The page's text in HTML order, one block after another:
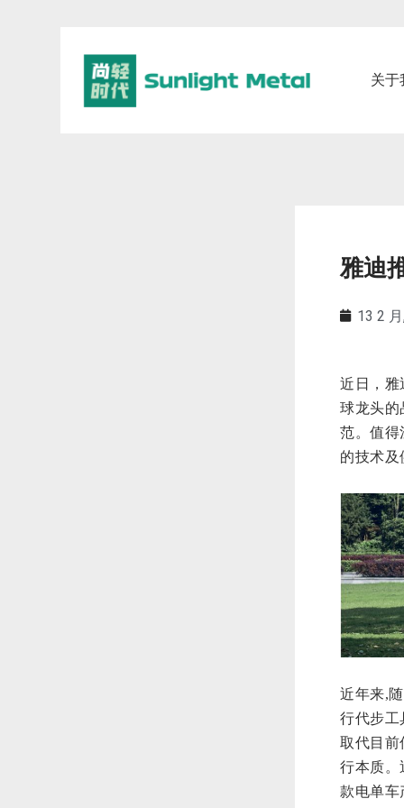
关于
雅迪
13 2
近日，雅
球龙头的
范。 值得
的技术及
近年来,
行代步工
取代目前
行本质。
款电单车